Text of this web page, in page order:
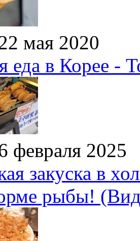
мая 2020
еда в Корее -
февраля 2025
закуска в
рыбы!